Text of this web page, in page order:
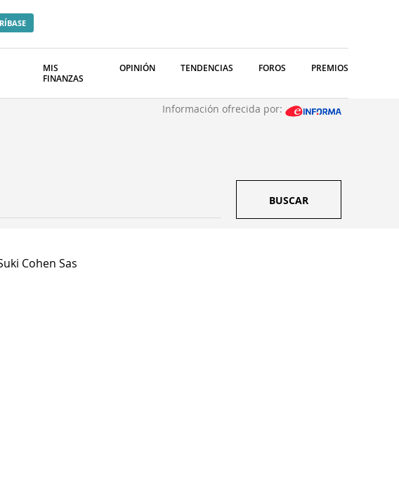
MIS
FINANZAS
OPINIÓN TENDENCIAS FOROS PREMIOS
Información ofrecida por:
BUSCAR
Cohen Sas